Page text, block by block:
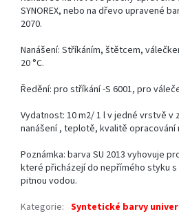
SYNOREX, nebo na dřevo upravené
2070.
Nanášení: Stříkáním, štětcem,
20 °C.
Ředění: pro stříkání -S 6001, pro
Vydatnost: 10 m2/ 1 l v jedné vrstvě v
nanášení , teplotě, kvalitě opracování
Poznámka: barva SU 2013 vyhovuje
které přicházejí do nepřímého styku
pitnou vodou.
Kategorie: Syntetické barvy